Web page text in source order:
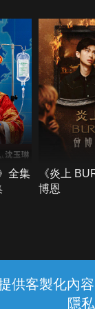
供客製化內
隱
全集
《炎上
博恩